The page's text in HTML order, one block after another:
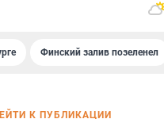
Финский залив позеленел
К ПУБЛИКАЦИИ